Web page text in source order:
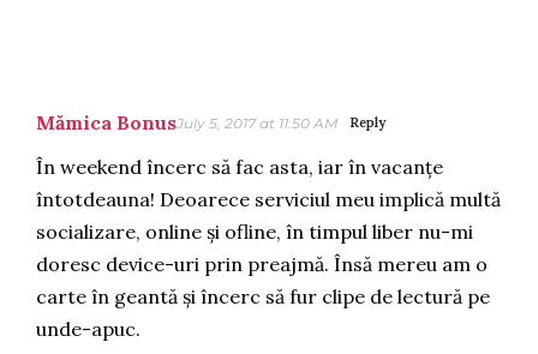
Mămica BonusJuly 5, 2017 at 11:50 AM Reply
În weekend încerc să fac asta, iar în vacanțe
întotdeauna! Deoarece serviciul meu implică multă
socializare, online și ofline, în timpul liber nu-mi
doresc device-uri prin preajmă. Însă mereu am o
carte în geantă și încerc să fur clipe de lectură pe
unde-apuc.